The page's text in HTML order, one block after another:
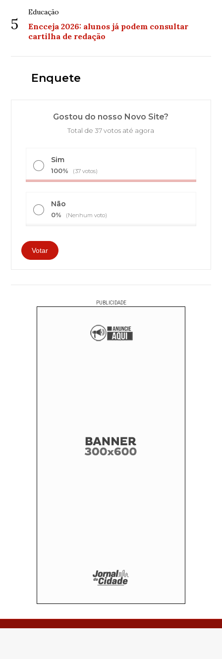
5
Educação
Encceja 2026: alunos já podem consultar
cartilha de redação
Enquete
Gostou do nosso Novo Site?
Total de 37 votos até agora
Sim
100% (37 votos)
Não
0% (Nenhum voto)
PUBLICIDADE